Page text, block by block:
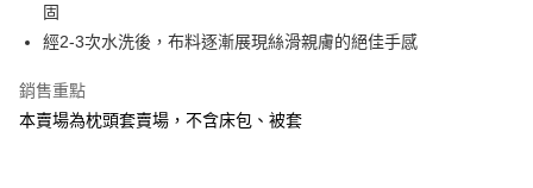
玉山商業銀行
台新國際商業銀行
中國信託商業銀行
元大商業銀行
玉山商業銀行
星展（台灣）商業銀行
台灣樂天信用卡公司
全盈+PAY
固
經2-3次水洗後，布料逐漸展現絲滑親膚的絕佳手感
銷售重點
本賣場為枕頭套賣場，不含床包、被套